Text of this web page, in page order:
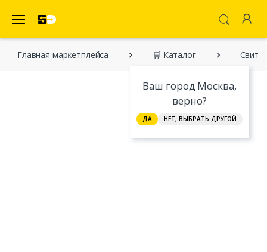
Ваш город Москва,
верно?
ДА НЕТ, ВЫБРАТЬ ДРУГОЙ
Главная марĸетплейса 🛒 Каталог